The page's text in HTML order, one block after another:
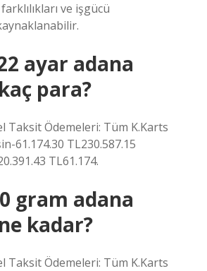
ve işgücü
ayar adana
para?
Taksit Ödemeleri: Tüm K.Karts
61.174.30 TL230.587.15
TL61.174.
gram adana
kadar?
Taksit Ödemeleri: Tüm K.Karts